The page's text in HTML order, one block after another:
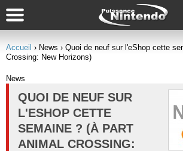
Accueil › News › Quoi de neuf sur l'eShop cette
Crossing: New Horizons)
News
QUOI DE NEUF SUR
L'ESHOP CETTE
SEMAINE ? (À PART
ANIMAL CROSSING: